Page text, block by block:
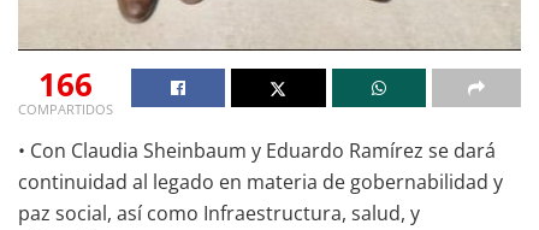
166
COMPARTIDOS
• Con Claudia Sheinbaum y Eduardo Ramírez se dará
continuidad al legado en materia de gobernabilidad y
paz social, así como Infraestructura, salud, y